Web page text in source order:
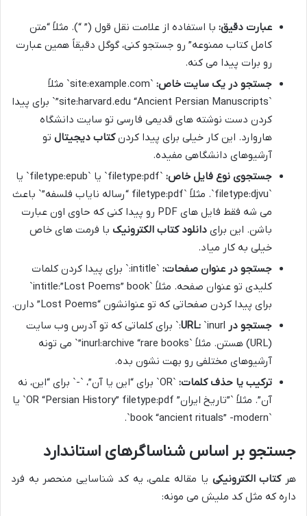
عبارت دقیق: با استفاده از علامت نقل قول (” “). مثلاً “متن
کامل کتاب ممنوعه” رو جستجو کنی، گوگل دقیقاً همین عبارت
رو برات پیدا می کنه.
جستجو در یک سایت خاص:
`site:example.com` مثلاً
`site:harvard.edu “Ancient Persian Manuscripts”` برای پیدا
کردن دست نوشته های قدیمی فارسی تو سایت دانشگاه
هاروارد. این کار خیلی برای پیدا کردنکتاب دیجیتال تو
آرشیوهای دانشگاهی مفیده.
جستجوی نوع فایل خاص:
`filetype:pdf` یا `filetype:epub` یا
`filetype:djvu`. مثلاً `filetype:pdf “رساله نایاب فلسفه”` باعث
می شه فقط فایل های PDF رو پیدا کنی که حاوی اون عبارت
باشن. این برای دانلود کتاب الکترونیک با فرمت های خاص
خیلی به کار میاد.
جستجو در عنوان صفحات:
`intitle:` برای پیدا کردن کلمات
کلیدی تو عنوان صفحه. مثلاً `intitle:”Lost Poems” book`
برای پیدا کردن صفحاتی که تو عنوانشون “Lost Poems” دارن.
جستجو در URL:
`inurl:` برای کلماتی که تو آدرس وب سایت
(URL) هستن. مثلاً `inurl:archive “rare books”` می تونه
آرشیوهای مختلفی رو بهت نشون بده.
ترکیب یا حذف کلمات:
`OR` برای “این یا آن”، `-` برای “این، نه
آن”. مثلاً `”تاریخ ایران” OR “Persian History” filetype:pdf` یا
`book “ancient rituals” -modern`.
جستجو بر اساس شناساگرهای استاندارد
هرکتاب الکترونیکی یا مقاله علمی، یه کد شناسایی منحصر به فرد
داره که مثل کد ملیش می مونه: